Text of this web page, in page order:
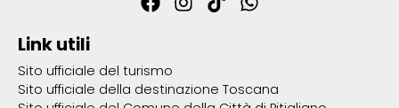
Link utili
Sito ufficiale del turismo
Sito ufficiale della destinazione Toscana